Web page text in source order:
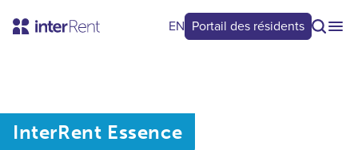
EN Portail des résidents
0/0
InterRent Essence